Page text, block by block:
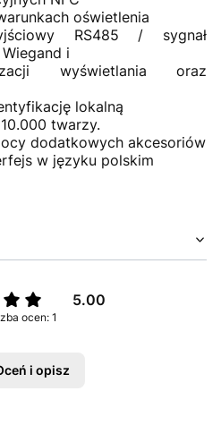
oświetlenia
RS485 / sygnał
i
wyświetlania oraz
lokalną
twarzy.
dodatkowych akcesoriów
w języku polskim
5.00
ocen: 1
i opisz